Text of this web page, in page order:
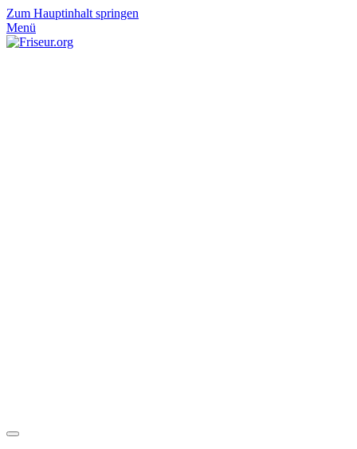
Zum Hauptinhalt springen
Menü